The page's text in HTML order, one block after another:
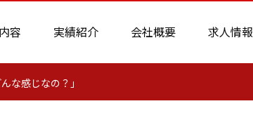
容 実績紹介 会社概要 求人情報
な感じなの？」